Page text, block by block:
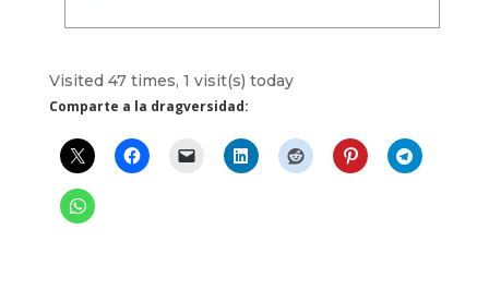
Visited 47 times, 1 visit(s) today
Comparte a la dragversidad: